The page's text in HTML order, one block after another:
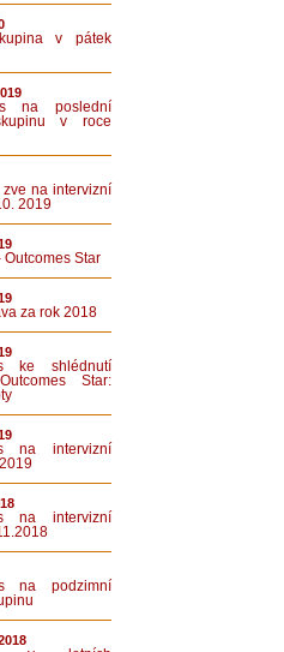
v pátek
na poslední
v roce
zve na intervizní
2019
Outcomes Star
za rok 2018
ke shlédnutí
Star:
na intervizní
na intervizní
na podzimní